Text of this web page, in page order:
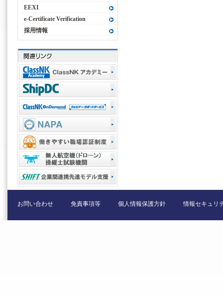
EEXI
e-Certificate Verification
採用情報
お問い合わせ 免責事項等 個人情報保護方針 情報セキュリ